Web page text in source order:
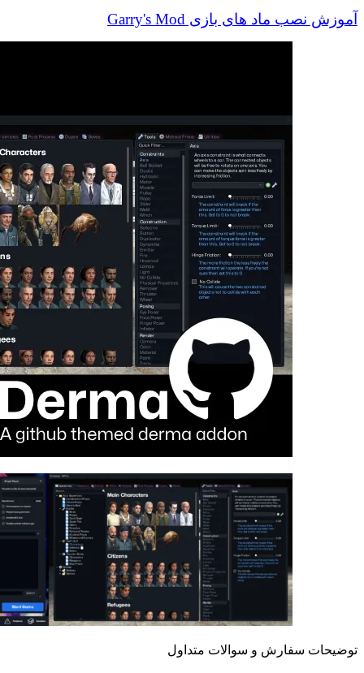
آموزش نصب ماد های بازی Garry's Mod
توضیحات سفارش و سوالات متداول